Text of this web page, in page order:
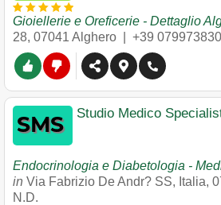
Gioiellerie e Oreficerie - Dettaglio
28, 07041 Alghero +39
Studio Medico
Endocrinologia e Diabetologia -
in Via Fabrizio De Andr? SS, Italia,
N.D.